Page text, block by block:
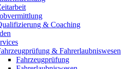
& Coaching
& Fahrerlaubniswesen
Fahrzeugprüfung